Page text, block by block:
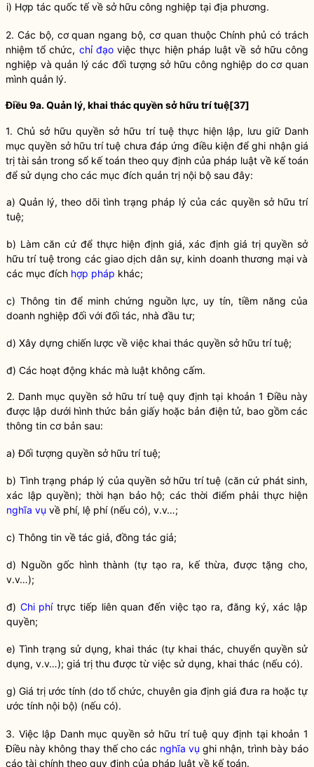
i) Hợp tác quốc tế về sở hữu công nghiệp tại địa phương.
2. Các bộ, cơ quan ngang bộ, cơ quan thuộc Chính phủ có trách
nhiệm tổ chức, chỉ đạoviệc thực hiện pháp luật về sở hữu công
nghiệp và quản lý các đối tượng sở hữu công nghiệp do cơ quan
mình quản lý.
Điều 9a. Quản lý, khai thácquyền sở hữu trí tuệ[37]
1. Chủ sở hữuquyền sở hữu trí tuệ thực hiện lập, lưu giữ Danh
mụcquyền sở hữu trí tuệ chưa đáp ứng điều kiện để ghi nhận giá
trị tài sản trong sổ kế toán theo quy định của pháp luật về kế toán
để sử dụng cho các mục đích quản trị nội bộ sau đây:
a) Quản lý, theo dõi tình trạng pháp lý của các quyềnsở hữu trí
tuệ;
b) Làm căn cứ để thực hiện định giá, xác định giá trịquyền sở
hữu trí tuệ trong các giao dịch dân sự, kinh doanh thương mại và
các mục đích hợp pháp khác;
c) Thông tin để minh chứng nguồn lực, uy tín, tiềm năng của
doanh nghiệp đối với đối tác, nhà đầu tư;
d) Xây dựng chiến lược về việc khai thác quyền sở hữu trí tuệ;
đ) Các hoạt động khác mà luật không cấm.
2. Danh mụcquyền sở hữu trí tuệ quy định tại khoản 1 Điều này
được lập dưới hình thức bản giấy hoặc bản điện tử, bao gồm các
thông tin cơ bản sau:
a) Đối tượng quyền sở hữu trí tuệ;
b) Tình trạng pháp lý của quyền sở hữu trí tuệ (căn cứ phát sinh,
xác lập quyền); thời hạn bảo hộ; các thời điểm phải thực hiện
nghĩa vụ về phí, lệ phí (nếu có), v.v…;
c) Thông tin về tác giả, đồng tác giả;
d) Nguồn gốc hình thành (tự tạo ra, kế thừa, được tặng cho,
v.v…);
đ) Chi phítrực tiếp liên quan đến việc tạo ra, đăng ký, xác lập
quyền;
e) Tình trạng sử dụng, khai thác (tự khai thác, chuyển quyền sử
dụng, v.v…); giá trị thu được từ việc sử dụng, khai thác (nếu có).
g) Giá trị ước tính (do tổ chức, chuyên gia định giá đưa ra hoặc tự
ước tính nội bộ) (nếu có).
3. Việc lập Danh mục quyềnsở hữu trí tuệ quy định tại khoản 1
Điều này không thay thế cho các nghĩa vụ ghi nhận, trình bày báo
cáo tài chính theo quy định của pháp luật về kế toán.